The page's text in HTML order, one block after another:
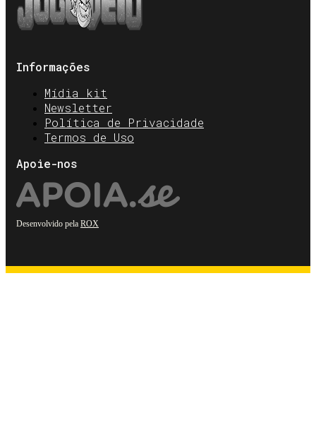
Informações
Mídia kit
Newsletter
Política de Privacidade
Termos de Uso
Apoie-nos
Desenvolvido pela ROX